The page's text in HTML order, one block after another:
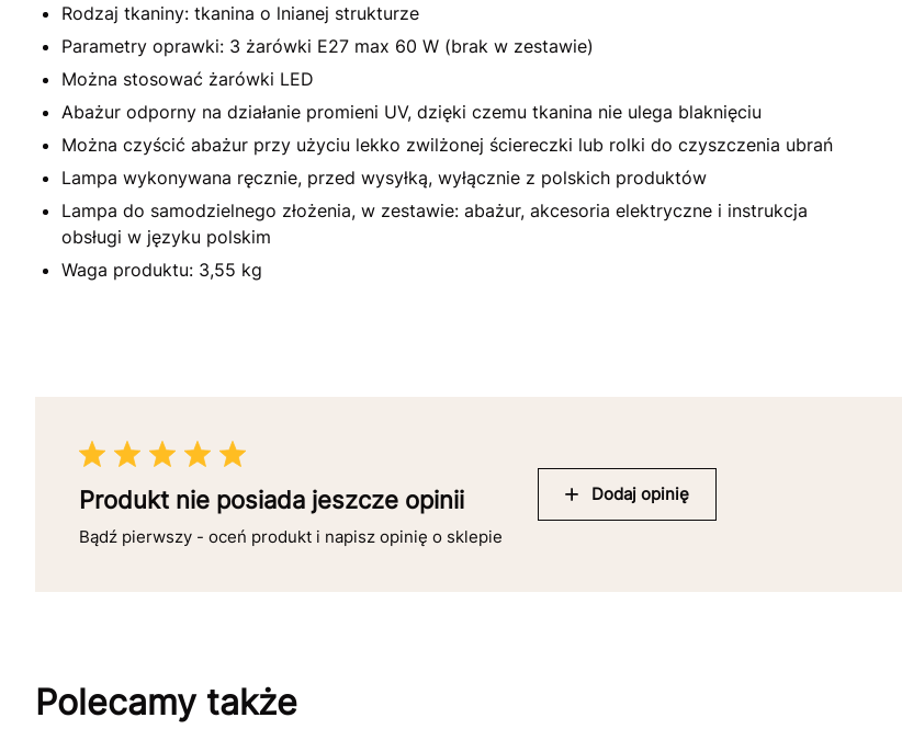
Rodzaj tkaniny: tkanina o lnianej strukturze
Parametry oprawki: 3 żarówki E27 max 60 W (brak w zestawie)
Można stosować żarówki LED
Abażur odporny na działanie promieni UV, dzięki czemu tkanina nie ulega blaknięciu
Można czyścić abażur przy użyciu lekko zwilżonej ściereczki lub rolki do czyszczenia ubrań
Lampa wykonywana ręcznie, przed wysyłką, wyłącznie z polskich produktów
Lampa do samodzielnego złożenia, w zestawie: abażur, akcesoria elektryczne i instrukcja
obsługi w języku polskim
Waga produktu: 3,55 kg
Produkt nie posiada jeszcze opinii
Bądź pierwszy - oceń produkt i napisz opinię o sklepie
Dodaj opinię
Polecamy także